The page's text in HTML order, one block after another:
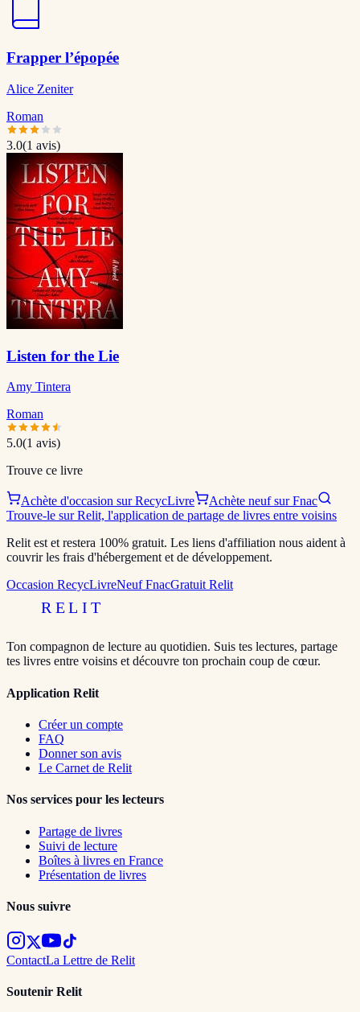
Frapper l’épopée
Alice Zeniter
Roman
3.0(1 avis)
Listen for the Lie
Amy Tintera
Roman
5.0(1 avis)
Trouve ce livre
Achète d'occasion sur RecycLivre
Achète neuf sur Fnac
Trouve-le sur Relit, l'application de partage de livres entre voisins
Relit est et restera 100% gratuit. Les liens d'affiliation nous aident à
couvrir les frais d'hébergement et de développement.
Occasion RecycLivreNeuf FnacGratuit Relit
RELIT
Ton compagnon de lecture au quotidien. Suis tes lectures, partage
tes livres entre voisins et découvre ton prochain coup de cœur.
Application Relit
Créer un compte
FAQ
Donner son avis
Le Carnet de Relit
Nos services pour les lecteurs
Partage de livres
Suivi de lecture
Boîtes à livres en France
Présentation de livres
Nous suivre
ContactLa Lettre de Relit
Soutenir Relit